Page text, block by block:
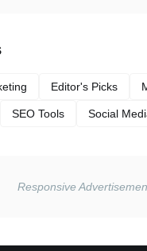
Editor's Picks
SEO Tools Social